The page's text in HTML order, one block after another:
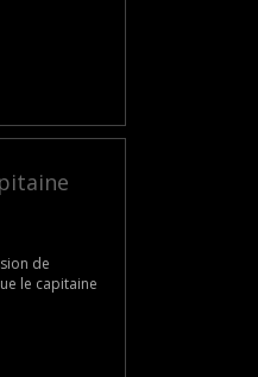
de
le capitaine